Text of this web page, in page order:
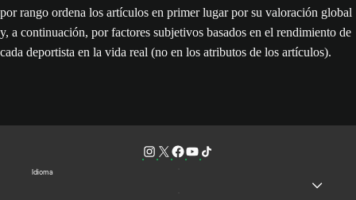
por rango ordena los artículos en primer lugar por su valoración global
y, a continuación, por factores subjetivos basados en el rendimiento de
cada deportista en la vida real (no en los atributos de los artículos).
Idioma